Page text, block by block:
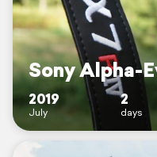
Sony Alpha-
2019
July
2
days